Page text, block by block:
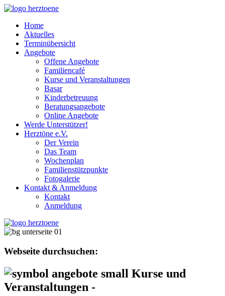
Home
Aktuelles
Terminübersicht
Angebote
Offene Angebote
Familiencafé
Kurse und Veranstaltungen
Basar
Kinderbetreuung
Beratungsangebote
Online Angebote
Werde Unterstützer!
Herztöne e.V.
Der Verein
Das Team
Wochenplan
Familienstützpunkte
Fotogalerie
Kontakt & Anmeldung
Kontakt
Anmeldung
Webseite durchsuchen:
Kurse und
Veranstaltungen -